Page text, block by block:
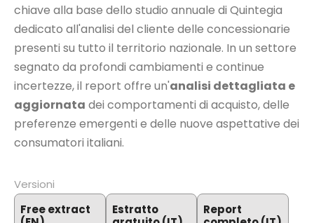
chiave alla base dello studio annuale di Quintegia
dedicato all'analisi del cliente delle concessionarie
presenti su tutto il territorio nazionale. In un settore
segnato da profondi cambiamenti e continue
incertezze, il report offre un'analisi dettagliata e
aggiornata dei comportamenti di acquisto, delle
preferenze emergenti e delle nuove aspettative dei
consumatori italiani.
Versioni
Free extract
Estratto
Report